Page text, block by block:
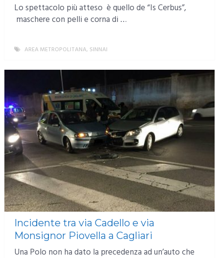
Lo spettacolo più atteso è quello de “Is Cerbus”,
maschere con pelli e corna di …
AREA METROPOLITANA, SINNAI
Incidente tra via Cadello e via
Monsignor Piovella a Cagliari
Una Polo non ha dato la precedenza ad un’auto che